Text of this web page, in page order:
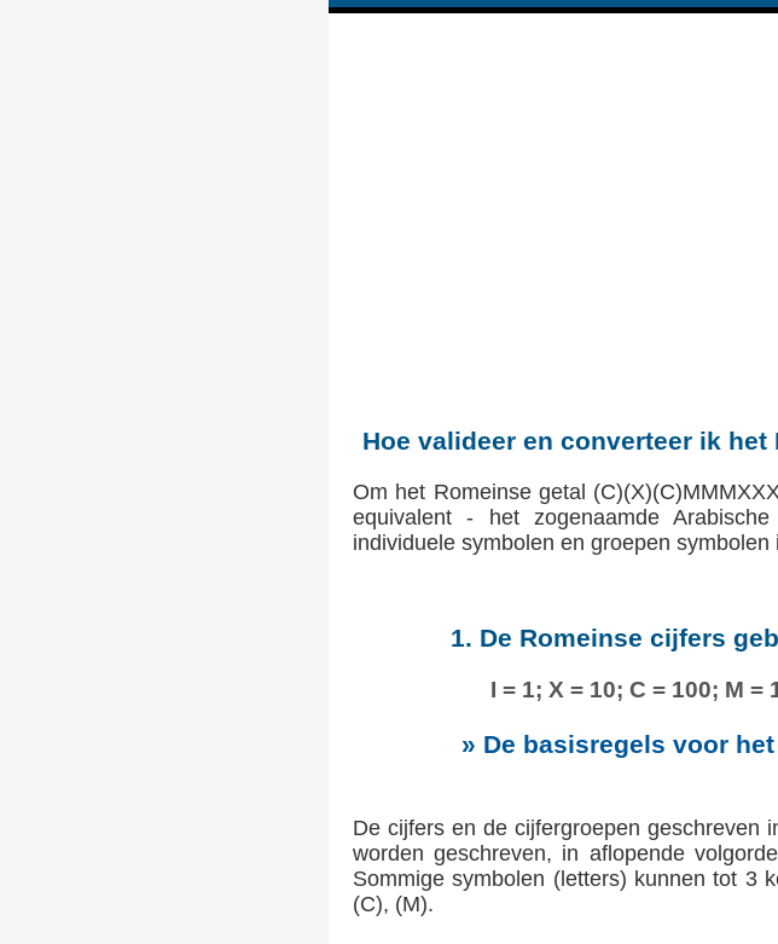
Hoe valideer en converteer ik het
Om het Romeinse getal
equivalent - het zogenaamde
individuele symbolen en groepen
1. De Romeinse cijfers
I = 1; X = 10; C = 100; M =
» De basisregels voor
De cijfers en de cijfergroepen geschreven
worden geschreven, in aflopende
Sommige symbolen (letters) kunnen tot 3
(C), (M).